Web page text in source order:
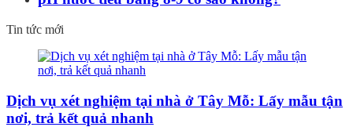
Tin tức mới
Dịch vụ xét nghiệm tại nhà ở Tây Mỗ: Lấy mẫu tận
nơi, trả kết quả nhanh